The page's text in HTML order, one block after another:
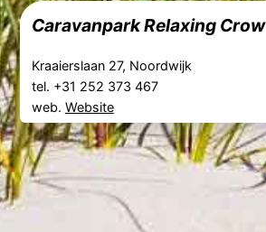
Caravanpark Relaxing Crow
Kraaierslaan 27, Noordwijk
tel. +31 252 373 467
web. Website